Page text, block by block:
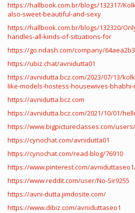
https://hallbook.com.br/blogs/132317/
also-sweet-beautiful-and-sexy
https://hallbook.com.br/blogs/132320/
handles-all-kinds-of-situations-for
https://go.ndash.com/company/
https://ubiz.chat/avnidutta01
https://avnidutta.bcz.com/2023/07/13/
like-models-hostess-housewives-
https://avnidutta.bcz.com
https://avnidutta.bcz.com/2021/10/01/
https://www.bigpictureclasses.com/
https://cynochat.com/avnidutta01
https://cynochat.com/read-blog/76910
https://www.pinterest.com/
https://www.reddit.com/user/No-Sir9255
https://avni-dutta.jimdosite.com/
https://www.dibiz.com/avniduttaseo1